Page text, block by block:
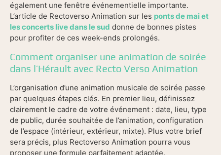
également une fenêtre événementielle importante.
L’article de Rectoverso Animation sur les ponts de mai et
les concerts live dans le sud donne de bonnes pistes
pour profiter de ces week-ends prolongés.
Comment organiser une animation de soirée
dans l’Hérault avec Recto Verso Animation
L’organisation d’une animation musicale de soirée passe
par quelques étapes clés. En premier lieu, définissez
clairement le cadre de votre événement : date, lieu, type
de public, durée souhaitée de l’animation, configuration
de l’espace (intérieur, extérieur, mixte). Plus votre brief
sera précis, plus Rectoverso Animation pourra vous
proposer une formule parfaitement adaptée.